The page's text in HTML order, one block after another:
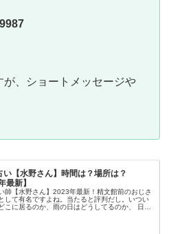
、ショートメッセージや
い【水野さん】時間は？場所は？
最新】
師【水野さん】2023年最新！精文館前のおじさ
して有名ですよね。当たると評判だし。いつい
こに居るのか、雨の日はどうしてるのか、 日曜